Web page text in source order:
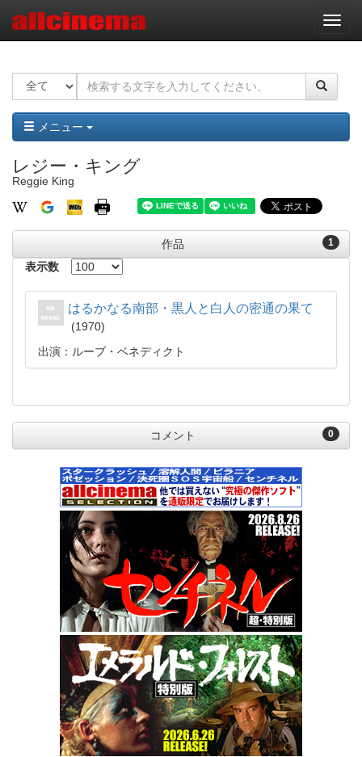
ナ
ビ
ー
ョ
ン
メニュー
レジー・キング
Reggie King
1
作品
表示数
はるかなる南部・黒人と白人の密通の果て
1970
出演：ルーブ・ベネディクト
0
コメント